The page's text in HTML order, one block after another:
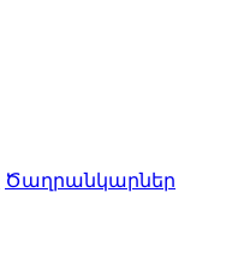
Ծաղրանկարներ